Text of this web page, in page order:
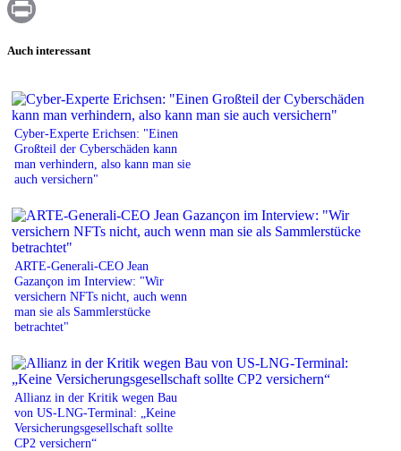
WhatsApp
Auch interessant
Cyber-Experte Erichsen: "Einen
Großteil der Cyberschäden kann
man verhindern, also kann man sie
auch versichern"
ARTE-Generali-CEO Jean
Gazançon im Interview: "Wir
versichern NFTs nicht, auch wenn
man sie als Sammlerstücke
betrachtet"
Allianz in der Kritik wegen Bau
von US-LNG-Terminal: „Keine
Versicherungsgesellschaft sollte
CP2 versichern“